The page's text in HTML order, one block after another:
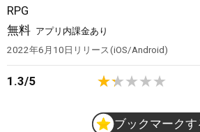
RPG
無料 アプリ内課金あり
2022年6月10日 リリース iOS/Android
1.3/5
ブックマークす